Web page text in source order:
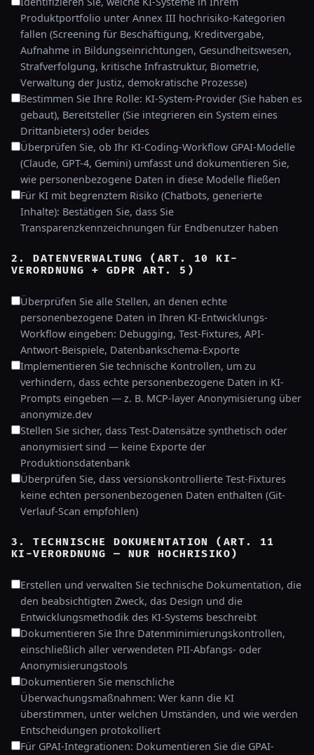
Produktportfolio unter Annex III hochrisiko-Kategorien
fallen (Screening für Beschäftigung, Kreditvergabe,
Aufnahme in Bildungseinrichtungen, Gesundheitswesen,
Strafverfolgung, kritische Infrastruktur, Biometrie,
Verwaltung der Justiz, demokratische Prozesse)
Bestimmen Sie Ihre Rolle: KI-System-Provider (Sie haben es
gebaut), Bereitsteller (Sie integrieren ein System eines
Drittanbieters) oder beides
Überprüfen Sie, ob Ihr KI-Coding-Workflow GPAI-Modelle
(Claude, GPT-4, Gemini) umfasst und dokumentieren Sie,
wie personenbezogene Daten in diese Modelle fließen
Für KI mit begrenztem Risiko (Chatbots, generierte
Inhalte): Bestätigen Sie, dass Sie
Transparenzkennzeichnungen für Endbenutzer haben
2. DATENVERWALTUNG (ART. 10 KI-
VERORDNUNG + GDPR ART. 5)
Überprüfen Sie alle Stellen, an denen echte
personenbezogene Daten in Ihren KI-Entwicklungs-
Workflow eingeben: Debugging, Test-Fixtures, API-
Antwort-Beispiele, Datenbankschema-Exporte
Implementieren Sie technische Kontrollen, um zu
verhindern, dass echte personenbezogene Daten in KI-
Prompts eingeben — z. B. MCP-layer Anonymisierung über
anonymize.dev
Stellen Sie sicher, dass Test-Datensätze synthetisch oder
anonymisiert sind — keine Exporte der
Produktionsdatenbank
Überprüfen Sie, dass versionskontrollierte Test-Fixtures
keine echten personenbezogenen Daten enthalten (Git-
Verlauf-Scan empfohlen)
3. TECHNISCHE DOKUMENTATION (ART. 11
KI-VERORDNUNG — NUR HOCHRISIKO)
Erstellen und verwalten Sie technische Dokumentation, die
den beabsichtigten Zweck, das Design und die
Entwicklungsmethodik des KI-Systems beschreibt
Dokumentieren Sie Ihre Datenminimierungskontrollen,
einschließlich aller verwendeten PII-Abfangs- oder
Anonymisierungstools
Dokumentieren Sie menschliche
Überwachungsmaßnahmen: Wer kann die KI
überstimmen, unter welchen Umständen, und wie werden
Entscheidungen protokolliert
Für GPAI-Integrationen: Dokumentieren Sie die GPAI-